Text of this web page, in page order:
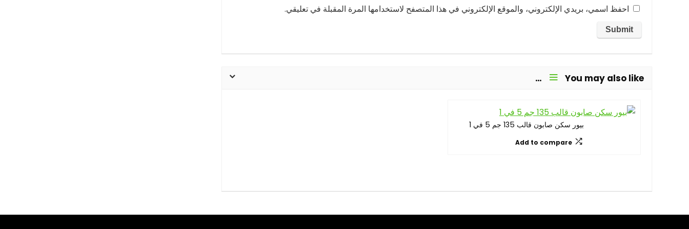
احفظ اسمي، بريدي الإلكتروني، والموقع الإلكتروني في هذا المتصفح لاستخدامها المرة المقبلة في تعليقي.
You may also like…
بيور سكن صابون قالب 135 جم 5 في 1
Add to compare